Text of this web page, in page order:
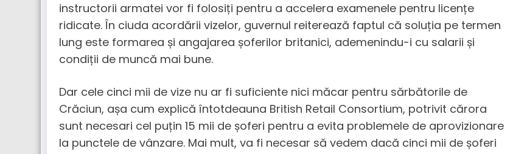
instructorii armatei vor fi folosiți pentru a accelera examenele pentru licențe
ridicate. În ciuda acordării vizelor, guvernul reiterează faptul că soluția pe termen
lung este formarea și angajarea șoferilor britanici, ademenindu-i cu salarii și
condiții de muncă mai bune.
Dar cele cinci mii de vize nu ar fi suficiente nici măcar pentru sărbătorile de
Crăciun, așa cum explică întotdeauna British Retail Consortium, potrivit cărora
sunt necesari cel puțin 15 mii de șoferi pentru a evita problemele de aprovizionare
la punctele de vânzare. Mai mult, va fi necesar să vedem dacă cinci mii de șoferi